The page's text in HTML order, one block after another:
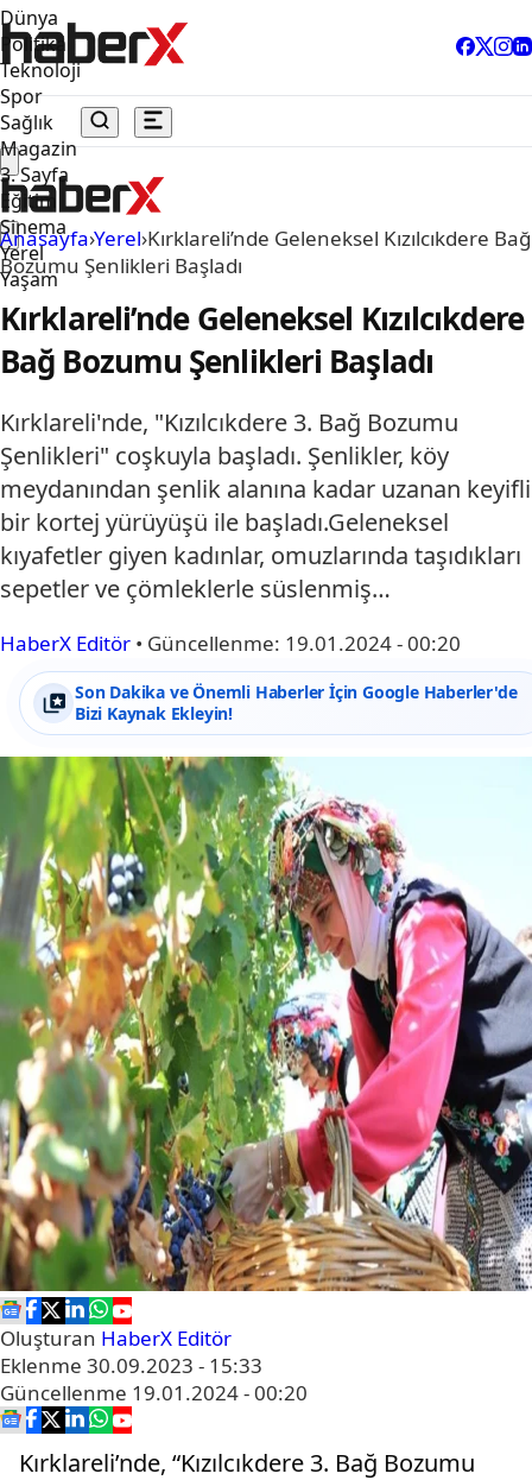
Dünya
Politika
Teknoloji
Spor
Sağlık
Magazin
3. Sayfa
Eğitim
Sinema
Yerel
Yaşam
Anasayfa›Yerel›Kırklareli’nde Geleneksel Kızılcıkdere Bağ
Bozumu Şenlikleri Başladı
Kırklareli’nde Geleneksel Kızılcıkdere
Bağ Bozumu Şenlikleri Başladı
Kırklareli'nde, "Kızılcıkdere 3. Bağ Bozumu
Şenlikleri" coşkuyla başladı. Şenlikler, köy
meydanından şenlik alanına kadar uzanan keyifli
bir kortej yürüyüşü ile başladı.Geleneksel
kıyafetler giyen kadınlar, omuzlarında taşıdıkları
sepetler ve çömleklerle süslenmiş…
HaberX Editör • Güncellenme: 19.01.2024 - 00:20
Son Dakika ve Önemli Haberler İçin Google Haberler'de
Bizi Kaynak Ekleyin!
Oluşturan HaberX Editör
Eklenme 30.09.2023 - 15:33
Güncellenme 19.01.2024 - 00:20
Kırklareli’nde, “Kızılcıkdere 3. Bağ Bozumu